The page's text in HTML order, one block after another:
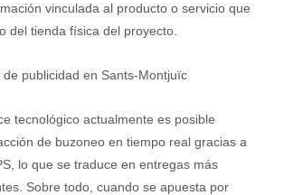
vinculada al producto o servicio que
del tienda física del proyecto.
publicidad en Sants-Montjuïc
tecnológico actualmente es posible
de buzoneo en tiempo real gracias a
lo que se traduce en entregas más
Sobre todo, cuando se apuesta por